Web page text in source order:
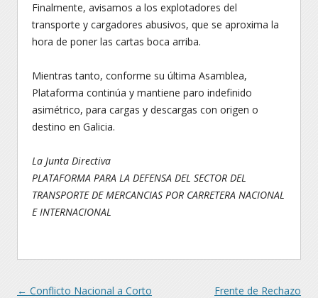
Finalmente, avisamos a los explotadores del
transporte y cargadores abusivos, que se aproxima la
hora de poner las cartas boca arriba.
Mientras tanto, conforme su última Asamblea,
Plataforma continúa y mantiene paro indefinido
asimétrico, para cargas y descargas con origen o
destino en Galicia.
La Junta Directiva
PLATAFORMA PARA LA DEFENSA DEL SECTOR DEL
TRANSPORTE DE MERCANCIAS POR CARRETERA NACIONAL
E INTERNACIONAL
Navegación
← Conflicto Nacional a Corto
Frente de Rechazo